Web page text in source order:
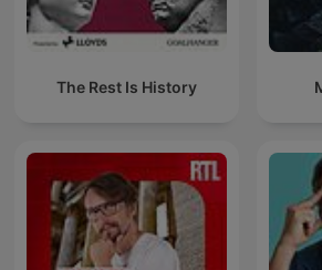
The Rest Is History